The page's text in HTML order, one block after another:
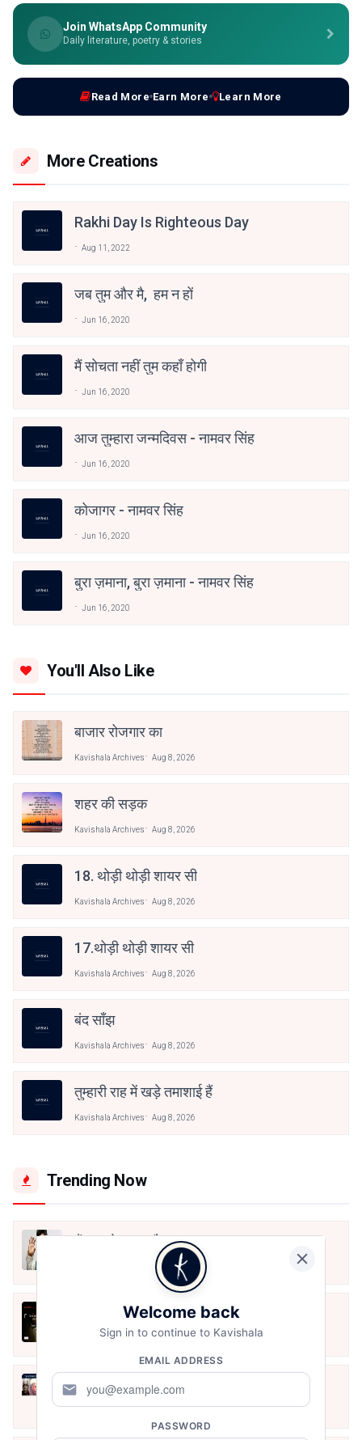
Join WhatsApp Community
Daily literature, poetry & stories
Read More Earn More Learn More
More Creations
Rakhi Day Is Righteous Day
Aug 11, 2022
जब तुम और मै, हम न हों
Jun 16, 2020
मैं सोचता नहीं तुम कहाँ होगी
Jun 16, 2020
आज तुम्हारा जन्मदिवस - नामवर सिंह
Jun 16, 2020
कोजागर - नामवर सिंह
Jun 16, 2020
बुरा ज़माना, बुरा ज़माना - नामवर सिंह
Jun 16, 2020
You'll Also Like
बाजार रोजगार का
Kavishala Archives Aug 8, 2026
शहर की सड़क
Kavishala Archives Aug 8, 2026
18. थोड़ी थोड़ी शायर सी
Kavishala Archives Aug 8, 2026
17.थोड़ी थोड़ी शायर सी
Kavishala Archives Aug 8, 2026
बंद साँझ
Kavishala Archives Aug 8, 2026
तुम्हारी राह में खड़े तमाशाई हैं
Kavishala Archives Aug 8, 2026
Trending Now
मैं शून्य पे सवार हूँ
अंतिम ऊँचाई - कुँवर नारायण | Stay Home
Stay Safe | TVF's Aspirants
May 8, 2021
10 Greatest Hindi Poets Of India
Welcome back
Sign in to continue to Kavishala
EMAIL ADDRESS
mail
PASSWORD